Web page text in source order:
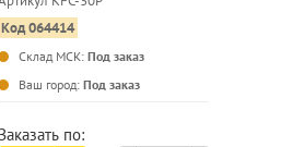
Код 064414
Склад МСК: Под заказ
Ваш город: Под заказ
по: